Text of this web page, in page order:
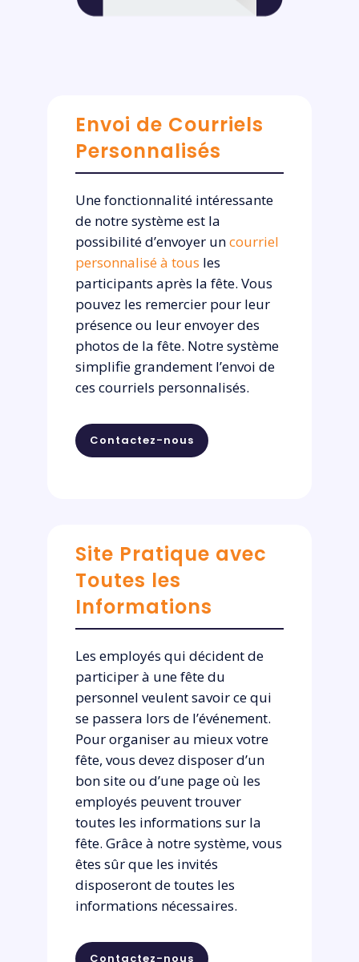
Envoi de Courriels
Personnalisés
Une fonctionnalité intéressante
de notre système est la
possibilité d’envoyer uncourriel
personnalisé à tous les
participants après la fête. Vous
pouvez les remercier pour leur
présence ou leur envoyer des
photos de la fête. Notre système
simplifie grandement l’envoi de
ces courriels personnalisés.
Contactez-nous
Site Pratique avec
Toutes les
Informations
Les employés qui décident de
participer à une fête du
personnel veulent savoir ce qui
se passera lors de l’événement.
Pour organiser au mieux votre
fête, vous devez disposer d’un
bon site ou d’une page où les
employés peuvent trouver
toutes les informations sur la
fête. Grâce à notre système, vous
êtes sûr que les invités
disposeront de toutes les
informations nécessaires.
Contactez-nous